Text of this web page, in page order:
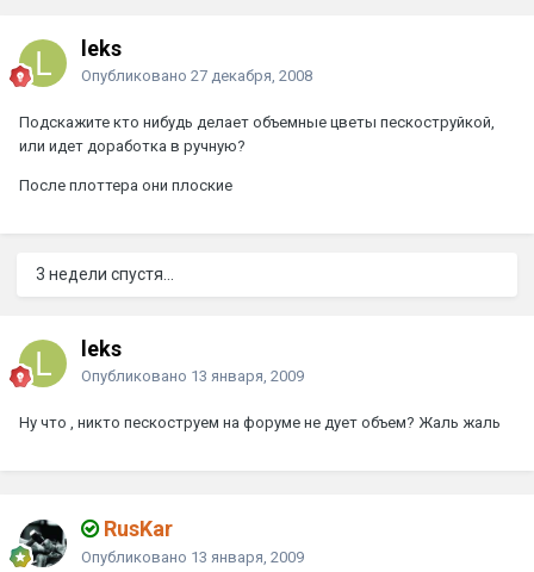
leks
Опубликовано 27 декабря, 2008
Подскажите кто нибудь делает объемные цветы пескоструйкой,
или идет доработка в ручную?
После плоттера они плоские
3 недели спустя...
leks
Опубликовано 13 января, 2009
Ну что , никто пескоструем на форуме не дует объем? Жаль жаль
RusKar
Опубликовано 13 января, 2009